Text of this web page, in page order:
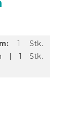
1 Stk.
| 1 Stk.